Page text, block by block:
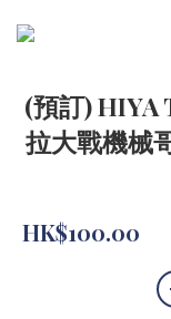
(預訂) HIYA
拉大戰機械
HK$100.00